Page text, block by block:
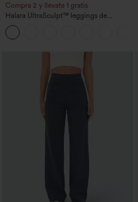
Compra 2 y llévate 1 gratis
Halara UltraSculpt™ leggings de
entrenamiento moldeadores de talle alto
con fruncido trasero que realza los
glúteos, control de abdomen y bolsillos